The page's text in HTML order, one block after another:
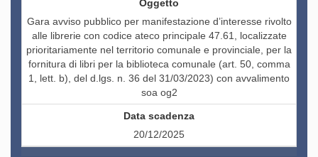
Gara avviso pubblico per manifestazione d’interesse rivolto
alle librerie con codice ateco principale 47.61, localizzate
prioritariamente nel territorio comunale e provinciale, per la
fornitura di libri per la biblioteca comunale (art. 50, comma
1, lett. b), del d.lgs. n. 36 del 31/03/2023) con avvalimento
soa og2
20/12/2025